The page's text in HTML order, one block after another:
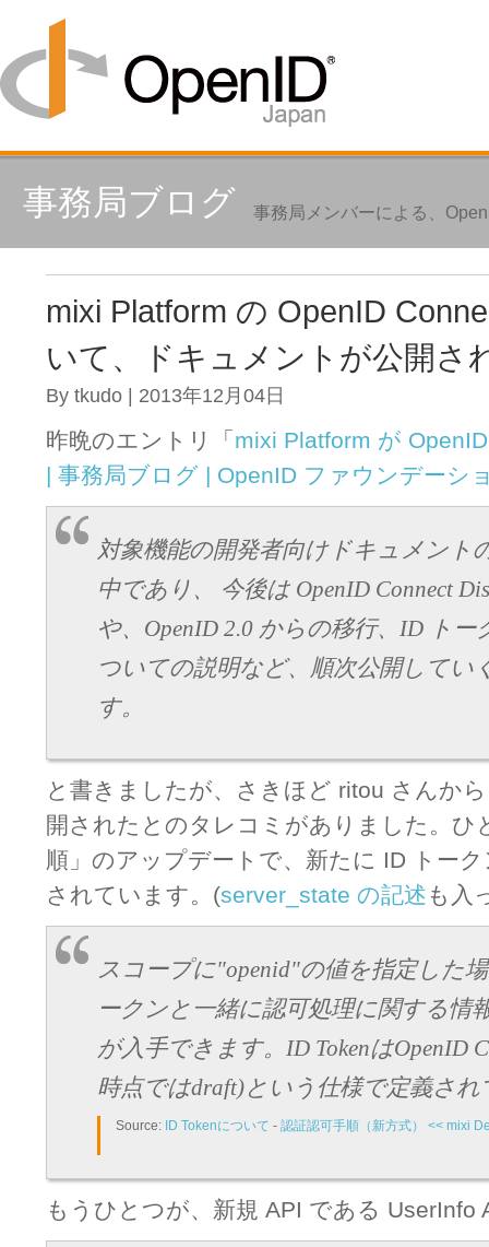
事務局ブログ 事務局メンバーによる、
mixi Platform の OpenID
いて、ドキュメントが公開さ
By tkudo | 2013年12月04日
昨晩のエントリ「 mixi Platform が
| 事務局ブログ | OpenID ファウンデーシ
対象機能の開発者向けドキュメント
中であり、 今後は OpenID Connect
や、OpenID 2.0 からの移行、ID ト
ついての説明など、順次公開してい
す。
と書きましたが、さきほど ritou さんか
開されたとのタレコミがありました。ひ
順」のアップデートで、新たに ID トー
されています。(server_state の記述 も入
スコープに"openid"の値を指定した
ークンと一緒に認可処理に関する情
が入手できます。ID TokenはOpenID
時点ではdraft)という仕様で定義され
Source: ID Tokenについて - 認証認可手順（新方式） << mixi
もうひとつが、新規 API である UserInfo